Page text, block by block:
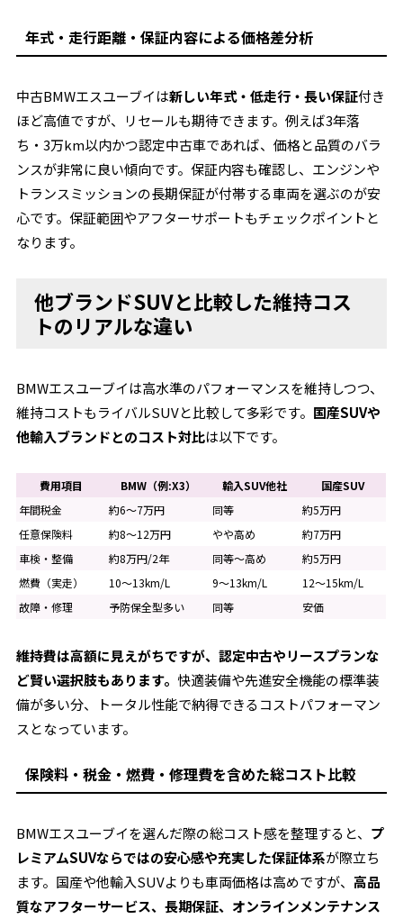
年式・走行距離・保証内容による価格差分析
中古BMWエスユーブイは新しい年式・低走行・長い保証付き
ほど高値ですが、リセールも期待できます。例えば3年落
ち・3万km以内かつ認定中古車であれば、価格と品質のバラ
ンスが非常に良い傾向です。保証内容も確認し、エンジンや
トランスミッションの長期保証が付帯する車両を選ぶのが安
心です。保証範囲やアフターサポートもチェックポイントと
なります。
他ブランドSUVと比較した維持コス
トのリアルな違い
BMWエスユーブイは高水準のパフォーマンスを維持しつつ、
維持コストもライバルSUVと比較して多彩です。 国産SUVや
他輸入ブランドとのコスト対比は以下です。
費用項目 BMW（例:X3） 輸入SUV他社
国産SUV
年間税金
約6～7万円 同等
約5万円
任意保険料
約8～12万円 やや高め
約7万円
車検・整備
約8万円/2年 同等～高め
約5万円
燃費（実走）
10～13km/L 9～13km/L
12～15km/L
故障・修理
予防保全型多い 同等 安価
維持費は高額に見えがちですが、認定中古やリースプランな
ど賢い選択肢もあります。 快適装備や先進安全機能の標準装
備が多い分、トータル性能で納得できるコストパフォーマン
スとなっています。
保険料・税金・燃費・修理費を含めた総コスト比較
BMWエスユーブイを選んだ際の総コスト感を整理すると、 プ
レミアムSUVならではの安心感や充実した保証体系が際立ち
ます。国産や他輸入SUVよりも車両価格は高めですが、 高品
質なアフターサービス、長期保証、オンラインメンテナンス